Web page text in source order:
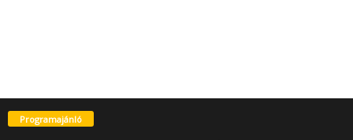
Programajánló